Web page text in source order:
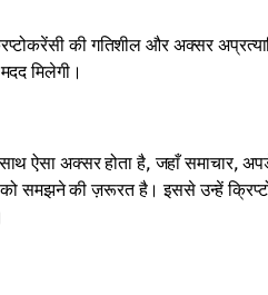
की गतिशील और अक्सर
मिलेगी।
ऐसा अक्सर होता है, जहाँ समाचार,
को समझने की ज़रूरत है। इससे उन्हें